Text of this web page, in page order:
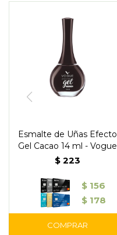
Esmalte de Uñas Efecto
Gel Cacao 14 ml - Vogue
$ 223
$ 156
$ 178